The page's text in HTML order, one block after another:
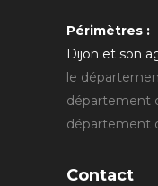
Périmètres :
Dijon et son
le
département
département
Contact